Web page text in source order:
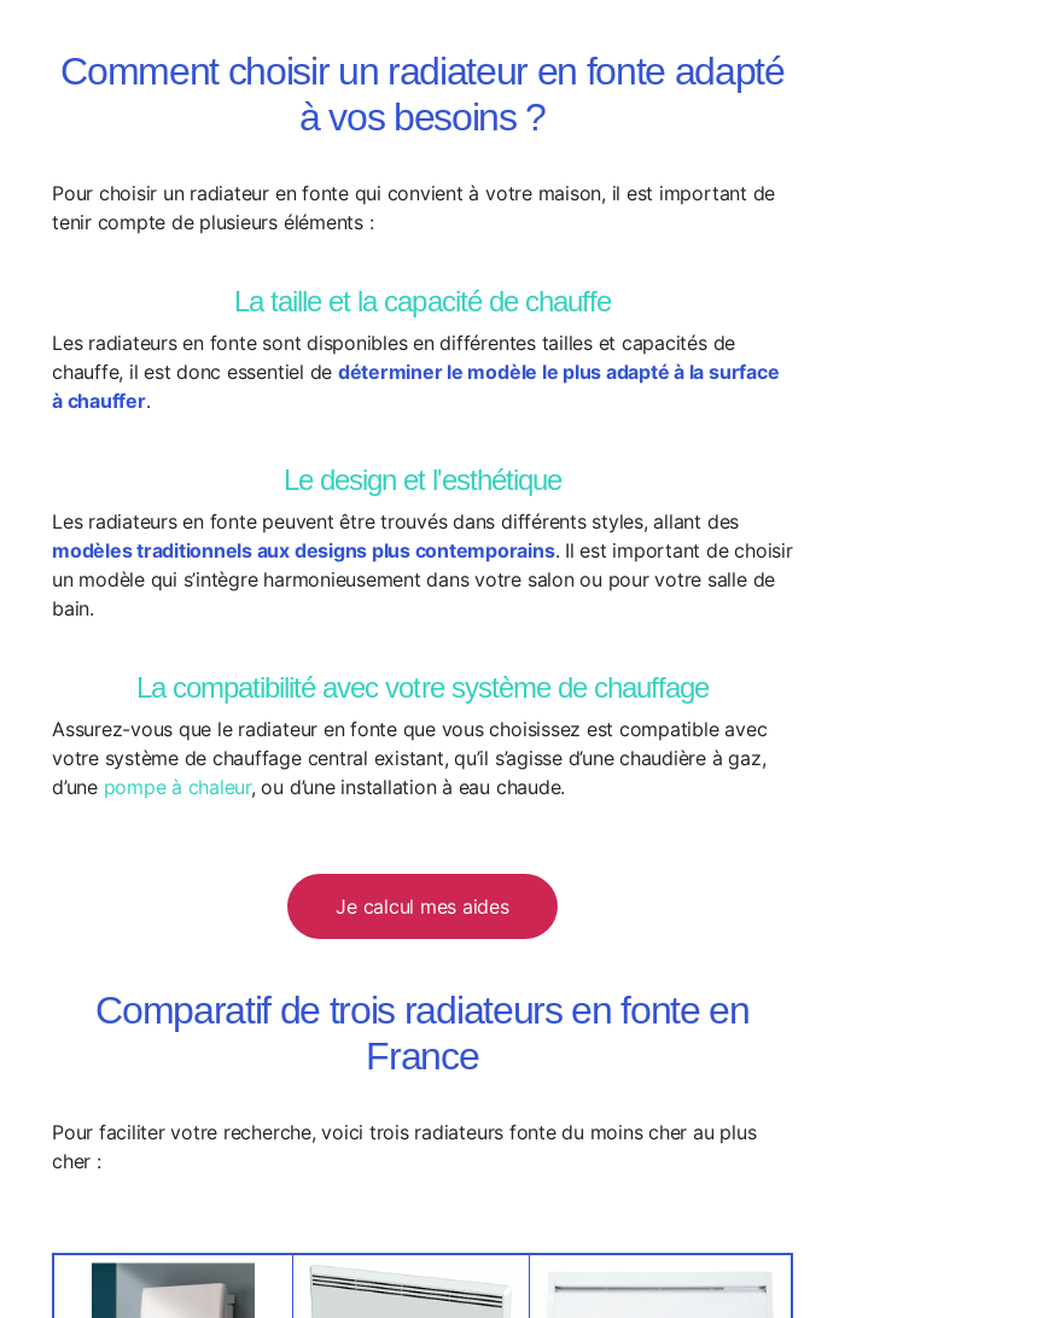
Comment choisir un radiateur en fonte adapté
à vos besoins ?
Pour choisir un radiateur en fonte qui convient à votre maison, il est important de
tenir compte de plusieurs éléments :
La taille et la capacité de chauffe
Les radiateurs en fonte sont disponibles en différentes tailles et capacités de
chauffe, il est donc essentiel de déterminer le modèle le plus adapté à la surface
à chauffer.
Le design et l'esthétique
Les radiateurs en fonte peuvent être trouvés dans différents styles, allant des
modèles traditionnels aux designs plus contemporains. Il est important de choisir
un modèle qui s’intègre harmonieusement dans votre salon ou pour votre salle de
bain.
La compatibilité avec votre système de chauffage
Assurez-vous que le radiateur en fonte que vous choisissez est compatible avec
votre système de chauffage central existant, qu’il s’agisse d’une chaudière à gaz,
d’une pompe à chaleur, ou d’une installation à eau chaude.
Je calcul mes aides
Comparatif de trois radiateurs en fonte en
France
Pour faciliter votre recherche, voici trois radiateurs fonte du moins cher au plus
cher :